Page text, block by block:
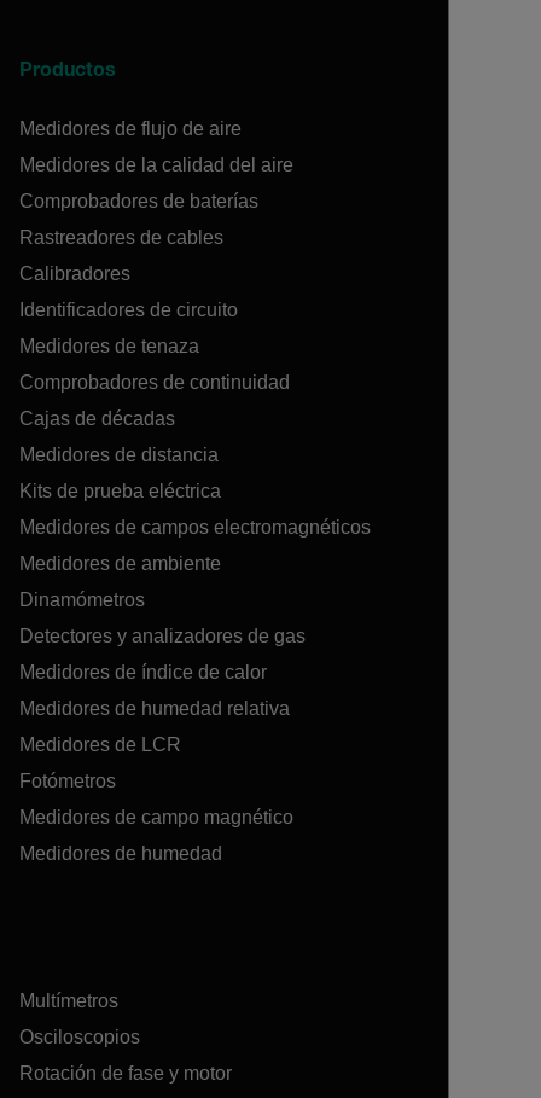
Productos
Medidores de flujo de aire
Medidores de la calidad del aire
Comprobadores de baterías
Rastreadores de cables
Calibradores
Identificadores de circuito
Medidores de tenaza
Comprobadores de continuidad
Cajas de décadas
Medidores de distancia
Kits de prueba eléctrica
Medidores de campos electromagnéticos
Medidores de ambiente
Dinamómetros
Detectores y analizadores de gas
Medidores de índice de calor
Medidores de humedad relativa
Medidores de LCR
Fotómetros
Medidores de campo magnético
Medidores de humedad
Multímetros
Osciloscopios
Rotación de fase y motor